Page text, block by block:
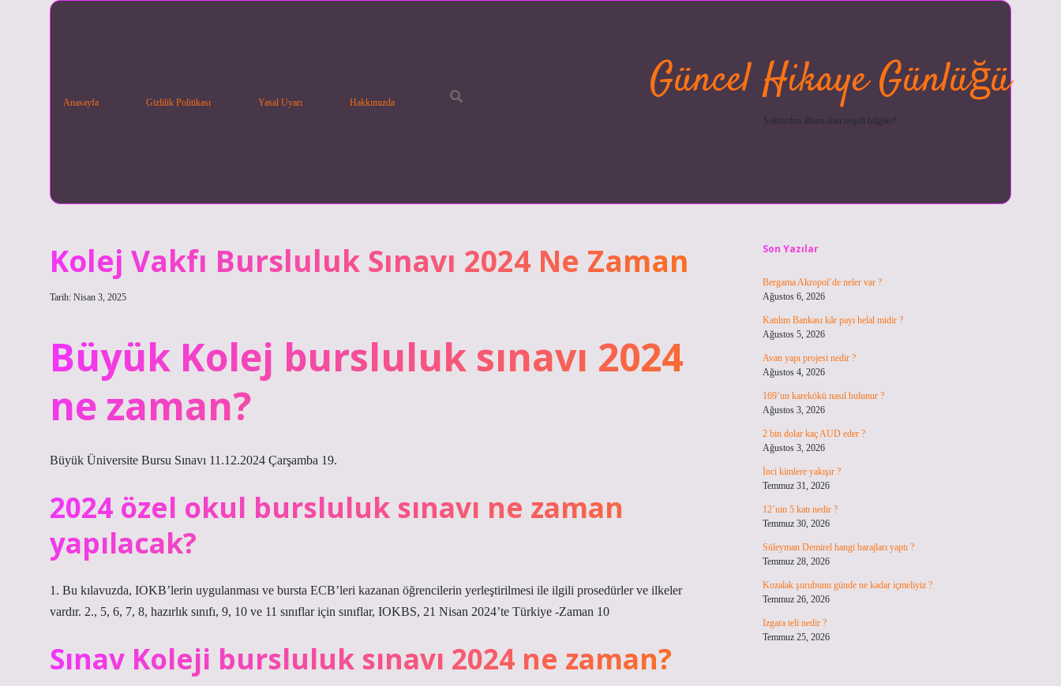
Anasayfa Gizlilik Politikası Yasal Uyarı Hakkımızda Güncel Hikaye Günlüğü
Sektörden ilham alan neşeli bilgiler!
Kolej Vakfı Bursluluk Sınavı 2024 Ne Zaman
Tarih: Nisan 3, 2025
Büyük Kolej bursluluk sınavı 2024
ne zaman?
Büyük Üniversite Bursu Sınavı 11.12.2024 Çarşamba 19.
2024 özel okul bursluluk sınavı ne zaman
yapılacak?
1. Bu kılavuzda, IOKB’lerin uygulanması ve bursta ECB’leri kazanan öğrencilerin yerleştirilmesi ile ilgili prosedürler ve ilkeler
vardır. 2., 5, 6, 7, 8, hazırlık sınıfı, 9, 10 ve 11 sınıflar için sınıflar, IOKBS, 21 Nisan 2024’te Türkiye -Zaman 10
Sınav Koleji bursluluk sınavı 2024 ne zaman?
Son Yazılar
Bergama Akropol’de neler var ?
Ağustos 6, 2026
Katılım Bankası kâr payı helal midir ?
Ağustos 5, 2026
Avan yapı projesi nedir ?
Ağustos 4, 2026
169’un karekökü nasıl bulunur ?
Ağustos 3, 2026
2 bin dolar kaç AUD eder ?
Ağustos 3, 2026
İnci kimlere yakışır ?
Temmuz 31, 2026
12’nin 5 katı nedir ?
Temmuz 30, 2026
Süleyman Demirel hangi barajları yaptı ?
Temmuz 28, 2026
Kozalak şurubunu günde ne kadar içmeliyiz ?
Temmuz 26, 2026
Izgara teli nedir ?
Temmuz 25, 2026